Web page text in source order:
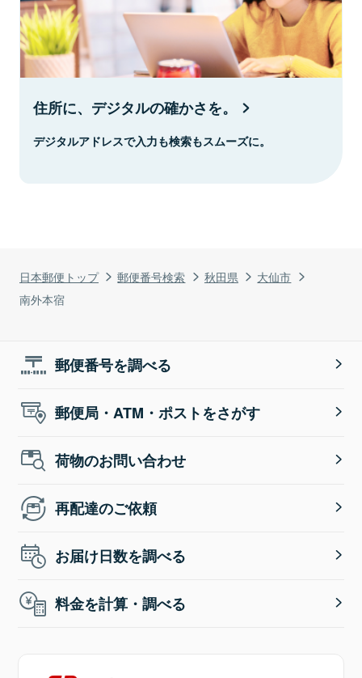
日本郵便トップ 郵便番号検索 秋田県
大仙市
南外本宿
住所に、デジタルの確かさを。
デジタルアドレスで入力も検索もスムーズに。
郵便番号を調べる
郵便局・ATM・ポストをさがす
荷物のお問い合わせ
再配達のご依頼
お届け日数を調べる
料金を計算・調べる